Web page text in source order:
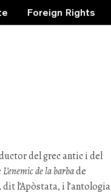
Foreign Rights
del grec antic i del
L’enemic de la barbade
dit l’Apòstata, i l’antologia